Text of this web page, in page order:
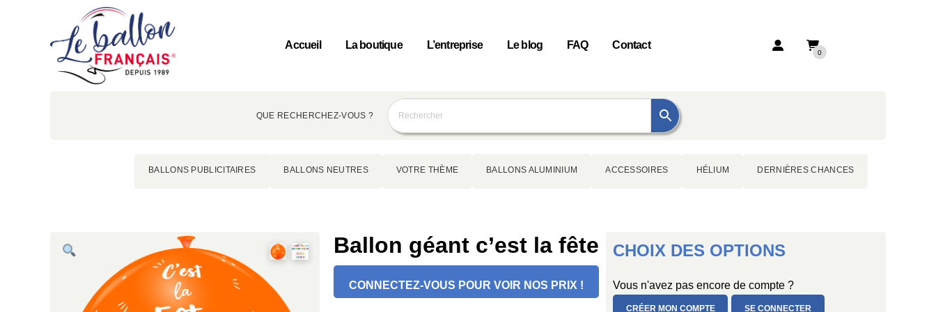
Accueil La boutique L’entreprise Le blog FAQ Contact
0
QUE RECHERCHEZ-VOUS ?
BALLONS PUBLICITAIRES BALLONS NEUTRES VOTRE THÈME BALLONS ALUMINIUM ACCESSOIRES HÉLIUM DERNIÈRES CHANCES
Ballon géant c’est la fête
CONNECTEZ-VOUS POUR VOIR NOS PRIX !
CHOIX DES OPTIONS
Vous n'avez pas encore de compte ?
CRÉER MON COMPTE SE CONNECTER